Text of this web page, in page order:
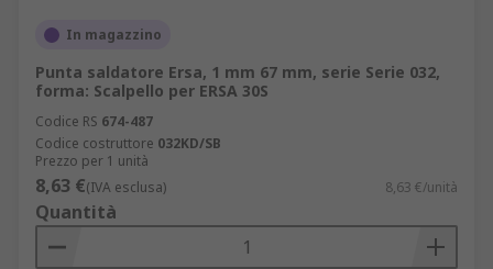
In magazzino
Punta saldatore Ersa, 1 mm 67 mm, serie Serie 032,
forma: Scalpello per ERSA 30S
Codice RS 674-487
Codice costruttore 032KD/SB
Prezzo per 1 unità
8,63 €(IVA esclusa) 8,63 €/unità
Quantità